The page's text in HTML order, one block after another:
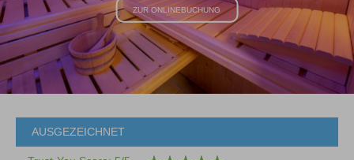
ZUR ONLINEBUCHUNG
AUSGEZEICHNET